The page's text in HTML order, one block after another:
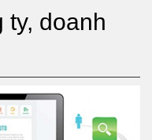
ty, doanh